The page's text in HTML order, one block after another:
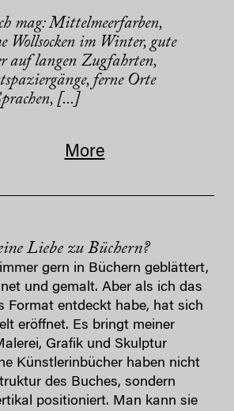
mag: Mittelmeerfarben,
Wollsocken im Winter, gute
auf langen Zugfahrten,
ferne Orte
[...]
More
Liebe zu Büchern?
gern in Büchern geblättert,
und gemalt. Aber als ich das
Format entdeckt habe, hat sich
eröffnet. Es bringt meiner
Grafik und Skulptur
Künstlerinbücher haben nicht
des Buches, sondern
positioniert. Man kann sie